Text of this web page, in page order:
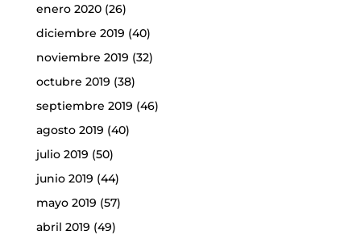
enero 2020(26)
diciembre 2019 (40)
noviembre 2019 (32)
octubre 2019 (38)
septiembre 2019 (46)
agosto 2019 (40)
julio 2019 (50)
junio 2019 (44)
mayo 2019 (57)
abril 2019 (49)